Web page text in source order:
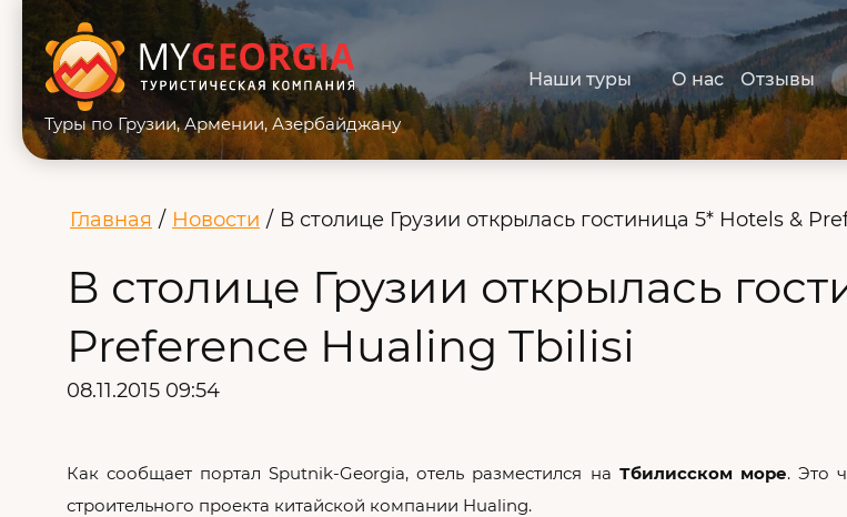
Туры по Грузии, Армении, Азербайджану
Наши туры О нас Отзывы
Главная / Новости / В столице Грузии открылась гостиница 5* Hotels &
В столице Грузии открылась
Preference Hualing Tbilisi
08.11.2015 09:54
Как сообщает портал Sputnik-Georgia, отель разместился на Тбилисском море. Это
строительного проекта китайской компании Hualing.